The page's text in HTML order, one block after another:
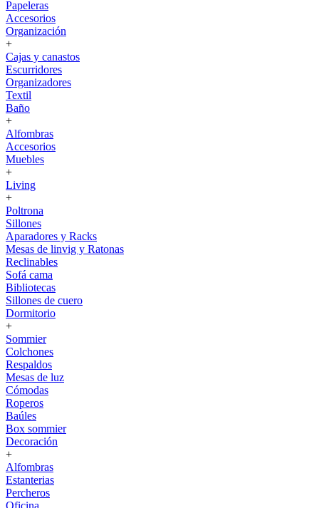
Papeleras
Accesorios
Organización
+
Cajas y canastos
Escurridores
Organizadores
Textil
Baño
+
Alfombras
Accesorios
Muebles
+
Living
+
Poltrona
Sillones
Aparadores y Racks
Mesas de linvig y Ratonas
Reclinables
Sofá cama
Bibliotecas
Sillones de cuero
Dormitorio
+
Sommier
Colchones
Respaldos
Mesas de luz
Cómodas
Roperos
Baúles
Box sommier
Decoración
+
Alfombras
Estanterias
Percheros
Oficina